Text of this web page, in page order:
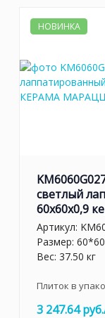
НОВИНКА
светлый
60x60x0,9
Артикул:
Размер:
Вес: 37.50 кг
Плиток в
3 247.64